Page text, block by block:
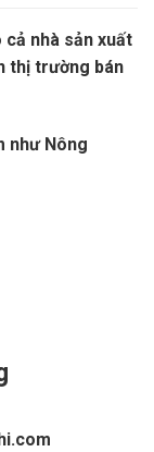
nhà sản xuất
thị trường bán
như Nông